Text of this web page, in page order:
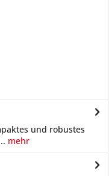
und robustes
mehr